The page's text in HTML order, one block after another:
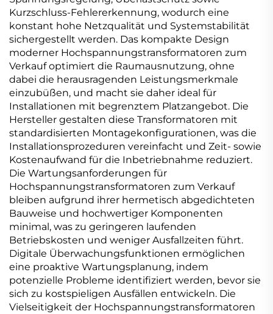
Kurzschluss-Fehlererkennung, wodurch eine
konstant hohe Netzqualität und Systemstabilität
sichergestellt werden. Das kompakte Design
moderner Hochspannungstransformatoren zum
Verkauf optimiert die Raumausnutzung, ohne
dabei die herausragenden Leistungsmerkmale
einzubüßen, und macht sie daher ideal für
Installationen mit begrenztem Platzangebot. Die
Hersteller gestalten diese Transformatoren mit
standardisierten Montagekonfigurationen, was die
Installationsprozeduren vereinfacht und Zeit- sowie
Kostenaufwand für die Inbetriebnahme reduziert.
Die Wartungsanforderungen für
Hochspannungstransformatoren zum Verkauf
bleiben aufgrund ihrer hermetisch abgedichteten
Bauweise und hochwertiger Komponenten
minimal, was zu geringeren laufenden
Betriebskosten und weniger Ausfallzeiten führt.
Digitale Überwachungsfunktionen ermöglichen
eine proaktive Wartungsplanung, indem
potenzielle Probleme identifiziert werden, bevor sie
sich zu kostspieligen Ausfällen entwickeln. Die
Vielseitigkeit der Hochspannungstransformatoren